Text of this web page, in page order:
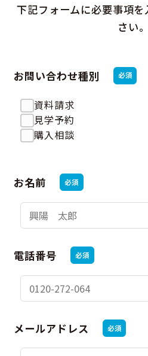
下記フォームに必要事項
さい。
お問い合わせ種別 必須
資料請求
見学予約
購入相談
お名前 必須
電話番号 必須
メールアドレス 必須